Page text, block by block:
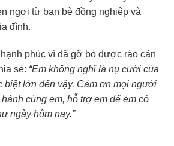
ngợi từ bạn bè đồng nghiệp và
đình.
phúc vì đã gỡ bỏ được rào cản
sẻ: “Em không nghĩ là nụ cười của
biệt lớn đến vậy. Cảm ơn mọi người
cùng em, hỗ trợ em để em có
ngày hôm nay.”